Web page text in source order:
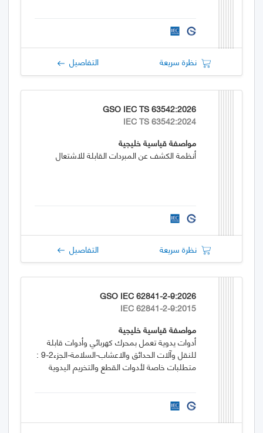
نظرة سريعة التفاصيل
GSO IEC TS 63542:2026
IEC TS 63542:2024
مواصفة قياسية خليجية
أنظمة الكشف عن المبردات القابلة للاشتعال
نظرة سريعة التفاصيل
GSO IEC 62841-2-9:2026
IEC 62841-2-9:2015
مواصفة قياسية خليجية
أدوات يدوية تعمل بمحرك كهربائي وأدوات قابلة
للنقل وآلات الحدائق والاعشاب-السلامة-الجزء2-9 :
متطلبات خاصة لأدوات القطع والتخريم اليدوية